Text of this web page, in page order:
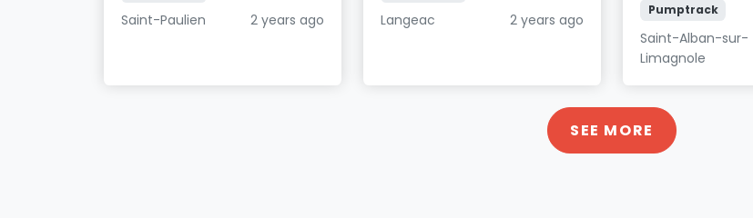
Saint-Paulien 2 years ago Langeac 2 years ago
Pumptrack
Saint-Alban-sur-
Limagnole
SEE MORE